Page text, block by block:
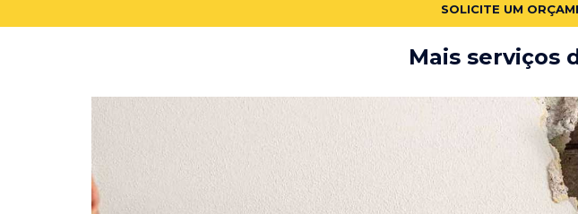
SOLICITE UM
Mais serviços